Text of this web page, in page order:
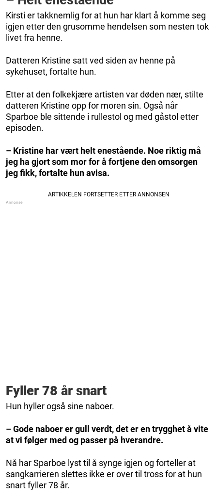
Kirsti er takknemlig for at hun har klart å komme seg
igjen etter den grusomme hendelsen som nesten tok
livet fra henne.
Datteren Kristine satt ved siden av henne på
sykehuset, fortalte hun.
Etter at den folkekjære artisten var døden nær, stilte
datteren Kristine opp for moren sin. Også når
Sparboe ble sittende i rullestol og med gåstol etter
episoden.
– Kristine har vært helt enestående. Noe riktig må
jeg ha gjort som mor for å fortjene den omsorgen
jeg fikk, fortalte hun avisa.
Fyller 78 år snart
Hun hyller også sine naboer.
– Gode naboer er gull verdt, det er en trygghet å vite
at vi følger med og passer på hverandre.
Nå har Sparboe lyst til å synge igjen og forteller at
sangkarrieren slettes ikke er over til tross for at hun
snart fyller 78 år.